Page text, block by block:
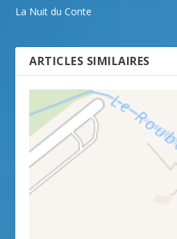
La Nuit du Conte
ARTICLES SIMILAIRES